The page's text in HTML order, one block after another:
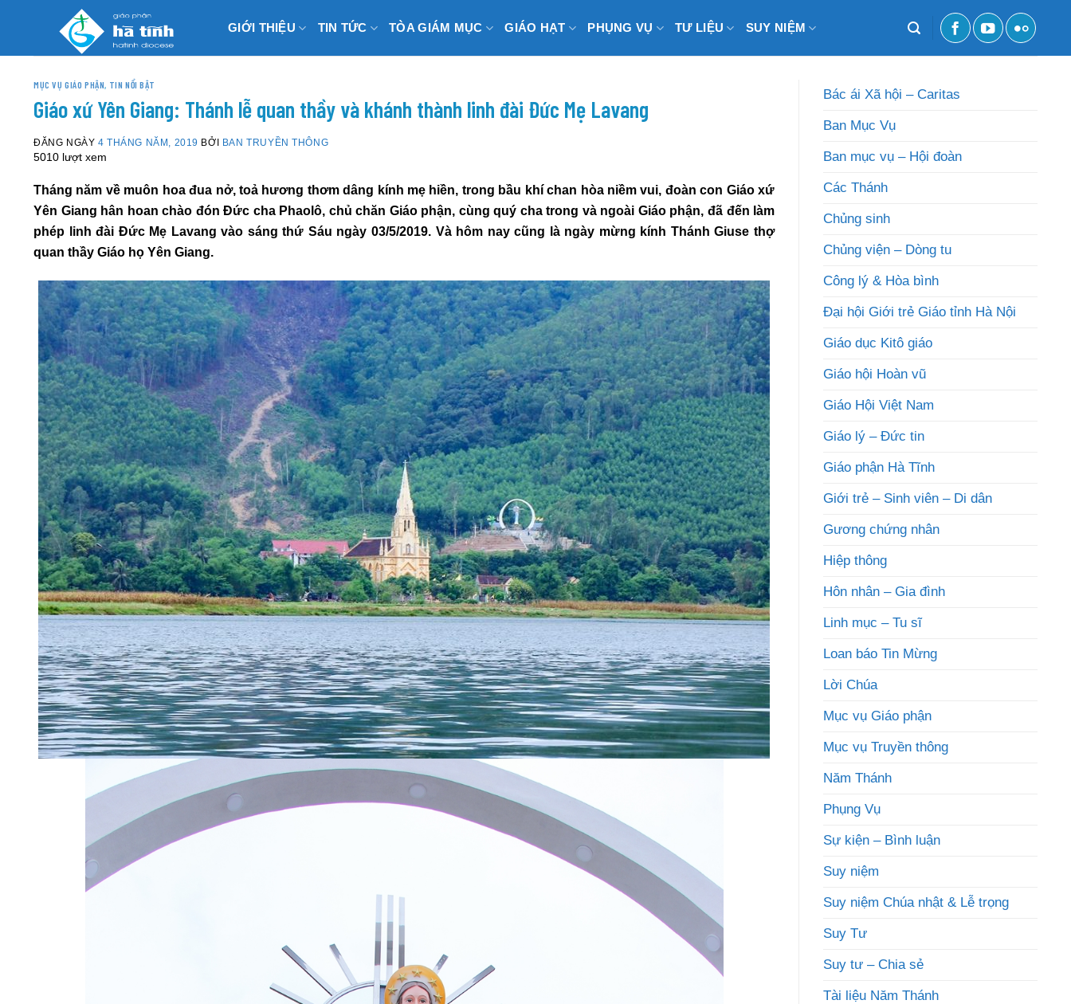
GIỚI THIỆU TIN TỨC TÒA GIÁM MỤC GIÁO HẠT PHỤNG VỤ TƯ LIỆU SUY NIỆM
MỤC VỤ GIÁO PHẬN, TIN NỔI BẬT
Giáo xứ Yên Giang: Thánh lễ quan thầy và khánh thành linh đài Đức Mẹ Lavang
ĐĂNG NGÀY 4 THÁNG NĂM, 2019 BỞI BAN TRUYỀN THÔNG
5010 lượt xem
Tháng năm về muôn hoa đua nở, toả hương thơm dâng kính mẹ hiền, trong bầu khí chan hòa niềm vui, đoàn con Giáo xứ
Yên Giang hân hoan chào đón Đức cha Phaolô, chủ chăn Giáo phận, cùng quý cha trong và ngoài Giáo phận, đã đến làm
phép linh đài Đức Mẹ Lavang vào sáng thứ Sáu ngày 03/5/2019. Và hôm nay cũng là ngày mừng kính Thánh Giuse thợ
quan thầy Giáo họ Yên Giang.
Bác ái Xã hội – Caritas
Ban Mục Vụ
Ban mục vụ – Hội đoàn
Các Thánh
Chủng sinh
Chủng viện – Dòng tu
Công lý & Hòa bình
Đại hội Giới trẻ Giáo tỉnh Hà Nội
Giáo dục Kitô giáo
Giáo hội Hoàn vũ
Giáo Hội Việt Nam
Giáo lý – Đức tin
Giáo phận Hà Tĩnh
Giới trẻ – Sinh viên – Di dân
Gương chứng nhân
Hiệp thông
Hôn nhân – Gia đình
Linh mục – Tu sĩ
Loan báo Tin Mừng
Lời Chúa
Mục vụ Giáo phận
Mục vụ Truyền thông
Năm Thánh
Phụng Vụ
Sự kiện – Bình luận
Suy niệm
Suy niệm Chúa nhật & Lễ trọng
Suy Tư
Suy tư – Chia sẻ
Tài liệu Năm Thánh